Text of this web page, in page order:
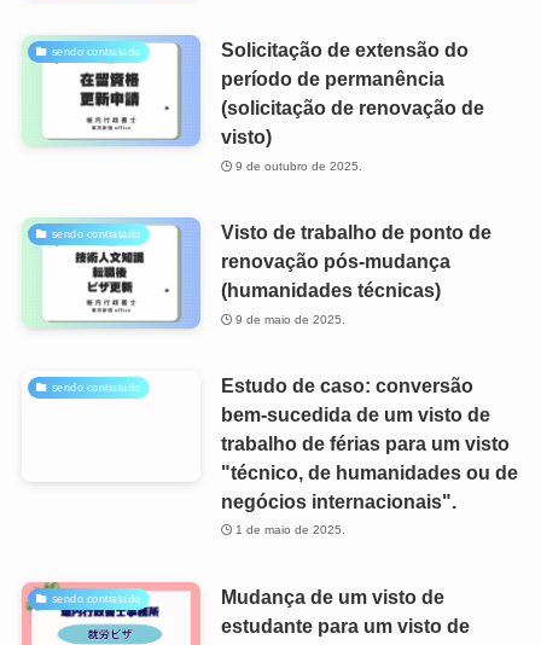
sendo contratado
Solicitação de extensão do
período de permanência
(solicitação de renovação de
visto)
9 de outubro de 2025.
sendo contratado
Visto de trabalho de ponto de
renovação pós-mudança
(humanidades técnicas)
9 de maio de 2025.
sendo contratado
Estudo de caso: conversão
bem-sucedida de um visto de
trabalho de férias para um visto
"técnico, de humanidades ou de
negócios internacionais".
1 de maio de 2025.
sendo contratado
Mudança de um visto de
estudante para um visto de